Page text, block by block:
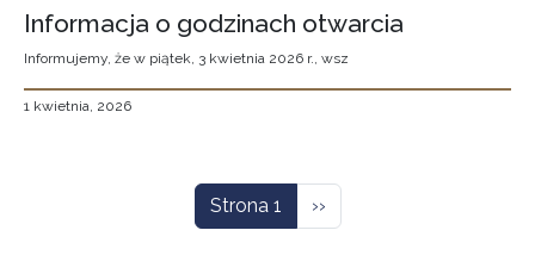
Informacja o godzinach otwarcia
Informujemy, że w piątek, 3 kwietnia 2026 r., wsz
1 kwietnia, 2026
Strona 1 Następna strona
››